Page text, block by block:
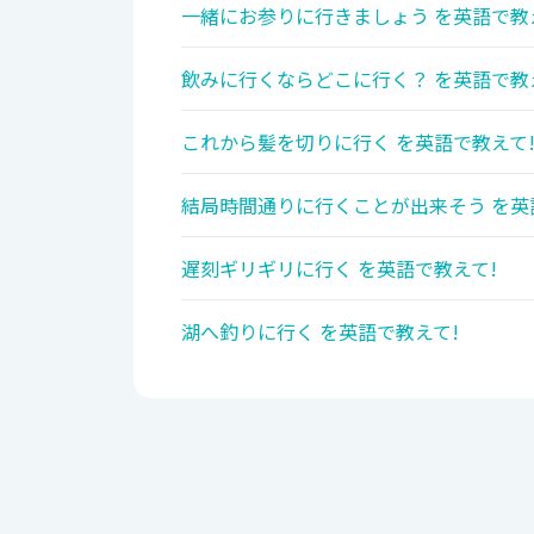
一緒にお参りに行きましょう を英語で
飲みに行くならどこに行く？ を英語で
これから髪を切りに行く を英語で教えて!
結局時間通りに行くことが出来そう を
遅刻ギリギリに行く を英語で教えて!
湖へ釣りに行く を英語で教えて!